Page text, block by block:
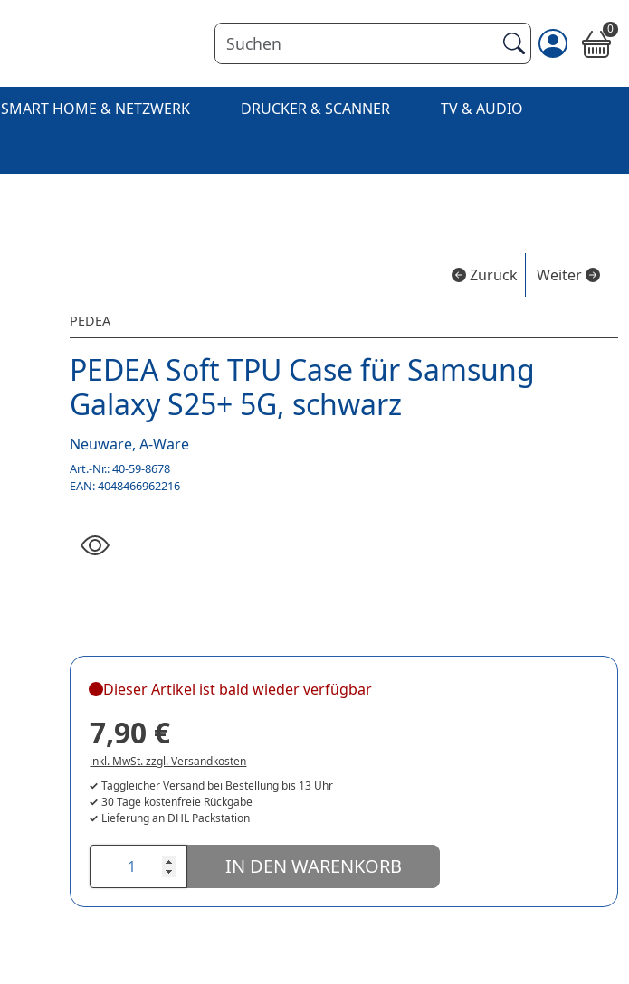
0
SMART HOME & NETZWERK DRUCKER & SCANNER TV & AUDIO
Zurück Weiter
PEDEA
PEDEA Soft TPU Case für Samsung
Galaxy S25+ 5G, schwarz
Neuware, A-Ware
Art.-Nr.:40-59-8678
EAN:4048466962216
Dieser Artikel ist bald wieder verfügbar
7,90 €
inkl. MwSt. zzgl. Versandkosten
Taggleicher Versand bei Bestellung bis 13 Uhr
30 Tage kostenfreie Rückgabe
Lieferung an DHL Packstation
IN DEN WARENKORB